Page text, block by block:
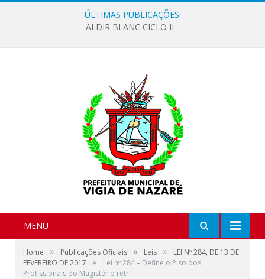
ÚLTIMAS PUBLICAÇÕES:
ALDIR BLANC CICLO II
MENU
Home » Publicações Oficiais » Leis »
LEI Nº 284, DE 13 DE
FEVEREIRO DE 2017
»
Lei nº 284 – Define o Piso dos
Profissionais do Magistério retr